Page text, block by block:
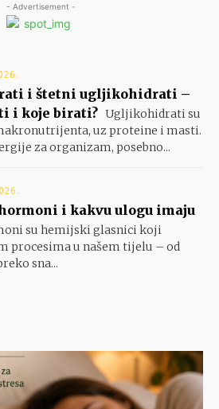
- Advertisement -
i štetni ugljikohidrati –
i koje birati? Ugljikohidrati su
uz proteine i masti.
za organizam, posebno...
i kakvu ulogu imaju
su hemijski glasnici koji
procesima u našem tijelu – od
sna...